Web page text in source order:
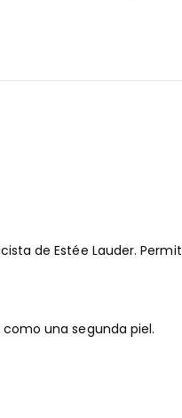
de Estée Lauder.
una segunda piel.